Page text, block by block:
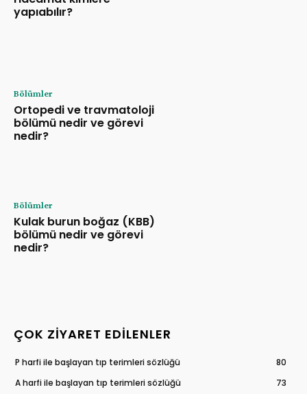
yapıabılır?
Bölümler
Ortopedi ve travmatoloji
bölümü nedir ve görevi
nedir?
Bölümler
Kulak burun boğaz (KBB)
bölümü nedir ve görevi
nedir?
ÇOK ZIYARET EDILENLER
P harfi ile başlayan tıp terimleri sözlüğü
80
A harfi ile başlayan tıp terimleri sözlüğü
73